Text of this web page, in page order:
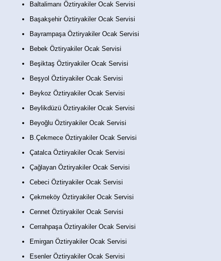
Baltalimanı Öztiryakiler Ocak Servisi
Başakşehir Öztiryakiler Ocak Servisi
Bayrampaşa Öztiryakiler Ocak Servisi
Bebek Öztiryakiler Ocak Servisi
Beşiktaş Öztiryakiler Ocak Servisi
Beşyol Öztiryakiler Ocak Servisi
Beykoz Öztiryakiler Ocak Servisi
Beylikdüzü Öztiryakiler Ocak Servisi
Beyoğlu Öztiryakiler Ocak Servisi
B.Çekmece Öztiryakiler Ocak Servisi
Çatalca Öztiryakiler Ocak Servisi
Çağlayan Öztiryakiler Ocak Servisi
Cebeci Öztiryakiler Ocak Servisi
Çekmeköy Öztiryakiler Ocak Servisi
Cennet Öztiryakiler Ocak Servisi
Cerrahpaşa Öztiryakiler Ocak Servisi
Emirgan Öztiryakiler Ocak Servisi
Esenler Öztiryakiler Ocak Servisi